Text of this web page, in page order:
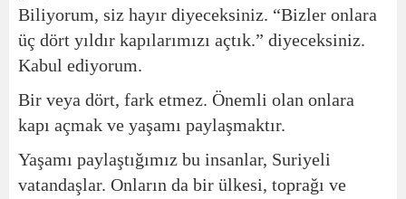
Biliyorum, siz hayır diyeceksiniz. “Bizler onlara
üç dört yıldır kapılarımızı açtık.” diyeceksiniz.
Kabul ediyorum.
Bir veya dört, fark etmez. Önemli olan onlara
kapı açmak ve yaşamı paylaşmaktır.
Yaşamı paylaştığımız bu insanlar, Suriyeli
vatandaşlar. Onların da bir ülkesi, toprağı ve